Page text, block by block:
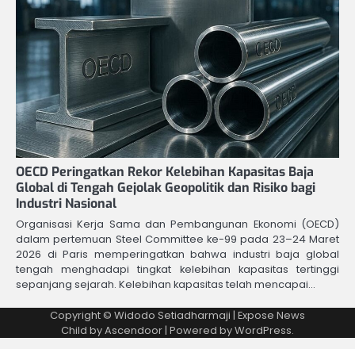
OECD Peringatkan Rekor Kelebihan Kapasitas Baja
Global di Tengah Gejolak Geopolitik dan Risiko bagi
Industri Nasional
Organisasi Kerja Sama dan Pembangunan Ekonomi (OECD)
dalam pertemuan Steel Committee ke-99 pada 23–24 Maret
2026 di Paris memperingatkan bahwa industri baja global
tengah menghadapi tingkat kelebihan kapasitas tertinggi
sepanjang sejarah. Kelebihan kapasitas telah mencapai…
Copyright © Widodo Setiadharmaji | Expose News
Child byAscendoor| Powered byWordPress.